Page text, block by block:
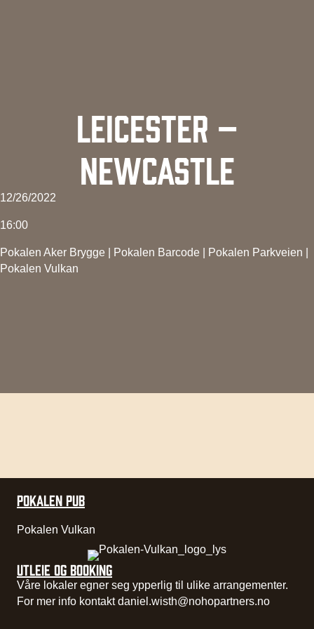
LEICESTER –
NEWCASTLE
12/26/2022
16:00
Pokalen Aker Brygge Pokalen Barcode Pokalen Parkveien
Pokalen Vulkan
POKALEN PUB
Pokalen Vulkan
UTLEIE OG BOOKING
Våre lokaler egner seg ypperlig til ulike arrangementer.
For mer info kontaktdaniel.wisth@nohopartners.no